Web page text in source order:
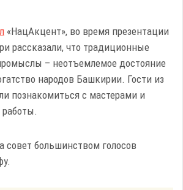
«НацАкцент», во время презентации
рассказали, что традиционные
– неотъемлемое достояние
народов Башкирии. Гости из
познакомиться с мастерами и
работы.
совет большинством голосов